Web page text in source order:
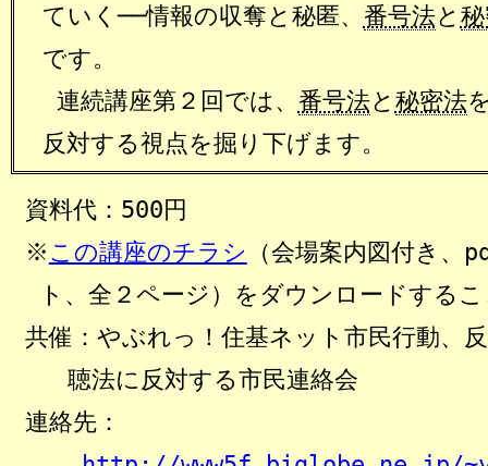
ていく──情報の収奪と秘匿、 番号法と
です。
連続講座第２回では、 番号法と 秘密法
反対する視点を掘り下げます。
資料代：500円
※ この講座のチラシ （会場案内図付き
ト、全２ページ）をダウンロードする
共催：やぶれっ！住基ネット市民行動、
聴法に反対する市民連絡会
連絡先：